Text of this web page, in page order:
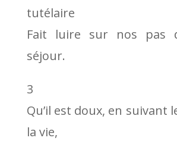
tutélaire
Fait luire sur nos pas
séjour.
3
Qu’il est doux, en suivant
la vie,